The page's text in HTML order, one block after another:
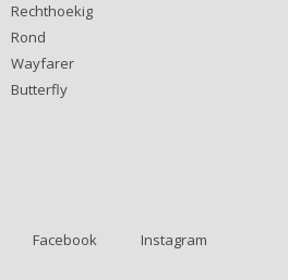
Rechthoekig
Rond
Wayfarer
Butterfly
Facebook Instagram